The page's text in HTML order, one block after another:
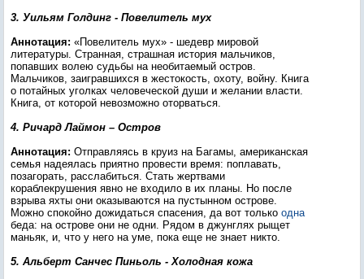
3. Уильям Голдинг - Повелитель мух
Аннотация: «Повелитель мух» - шедевр мировой
литературы. Странная, страшная история мальчиков,
попавших волею судьбы на необитаемый остров.
Мальчиков, заигравшихся в жестокость, охоту, войну. Книга
о потайных уголках человеческой души и желании власти.
Книга, от которой невозможно оторваться.
4. Ричард Лаймон – Остров
Аннотация: Отправляясь в круиз на Багамы, американская
семья надеялась приятно провести время: поплавать,
позагорать, расслабиться. Стать жертвами
кораблекрушения явно не входило в их планы. Но после
взрыва яхты они оказываются на пустынном острове.
Можно спокойно дожидаться спасения, да вот только одна
беда: на острове они не одни. Рядом в джунглях рыщет
маньяк, и, что у него на уме, пока еще не знает никто.
5. Альберт Санчес Пиньоль - Холодная кожа